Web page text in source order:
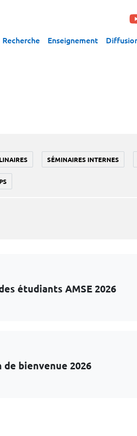
Recherche Enseignement
SÉMINAIRES INTERNES
étudiants AMSE 2026
de bienvenue 2026